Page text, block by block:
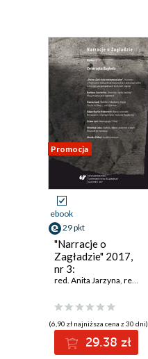
Promocja
ebook
29 pkt
"Narracje o
Zagładzie" 2017,
nr 3:
Zwierzęta/Zagłada
red. Anita Jarzyna, red. Piotr Krupiński
(6,90 zł najniższa cena z 30 dni)
29.38 zł